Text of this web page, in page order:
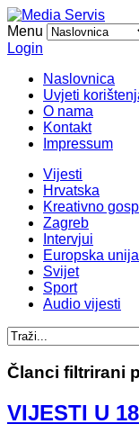
Menu
Login
Naslovnica
Uvjeti
O nama
Kontakt
Impressum
Vijesti
Hrvatska
Kreativno
Zagreb
Intervjui
Europska unija
Svijet
Sport
Audio vijesti
Članci filtrirani
VIJESTI U 18